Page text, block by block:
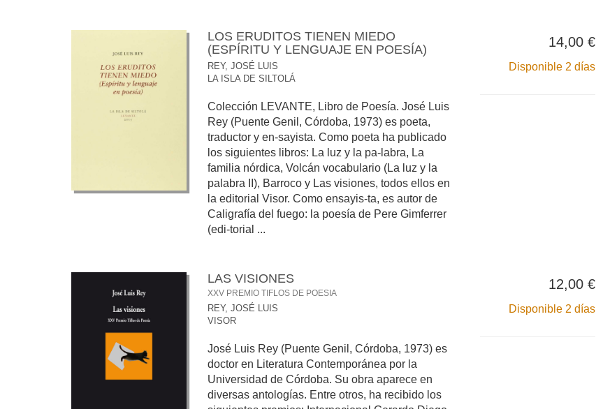
LOS ERUDITOS TIENEN MIEDO
(ESPÍRITU Y LENGUAJE EN POESÍA)
REY, JOSÉ LUIS
LA ISLA DE SILTOLÁ
Colección LEVANTE, Libro de Poesía. José Luis
Rey (Puente Genil, Córdoba, 1973) es poeta,
traductor y en-sayista. Como poeta ha publicado
los siguientes libros: La luz y la pa-labra, La
familia nórdica, Volcán vocabulario (La luz y la
palabra II), Barroco y Las visiones, todos ellos en
la editorial Visor. Como ensayis-ta, es autor de
Caligrafía del fuego: la poesía de Pere Gimferrer
(edi-torial ...
14,00 €
Disponible 2 días
LAS VISIONES
XXV PREMIO TIFLOS DE POESIA
REY, JOSÉ LUIS
VISOR
José Luis Rey (Puente Genil, Córdoba, 1973) es
doctor en Literatura Contemporánea por la
Universidad de Córdoba. Su obra aparece en
diversas antologías. Entre otros, ha recibido los
12,00 €
Disponible 2 días